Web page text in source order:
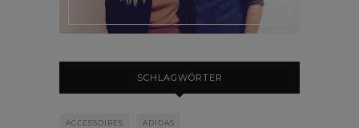
SCHLAGWÖRTER
ACCESSOIRES ADIDAS